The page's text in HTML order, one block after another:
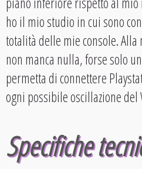
ho il mio studio in cui sono
totalità delle mie console.
non manca nulla, forse solo
permetta di connettere
ogni possibile oscillazione del
Specifiche